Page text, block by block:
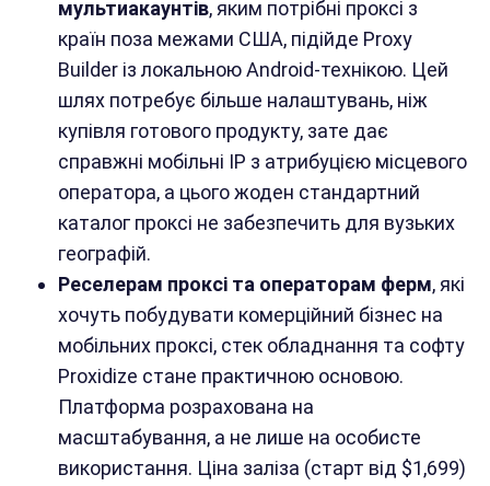
мультиакаунтів, яким потрібні проксі з
країн поза межами США, підійде Proxy
Builder із локальною Android-технікою. Цей
шлях потребує більше налаштувань, ніж
купівля готового продукту, зате дає
справжні мобільні IP з атрибуцією місцевого
оператора, а цього жоден стандартний
каталог проксі не забезпечить для вузьких
географій.
Реселерам проксі та операторам ферм, які
хочуть побудувати комерційний бізнес на
мобільних проксі, стек обладнання та софту
Proxidize стане практичною основою.
Платформа розрахована на
масштабування, а не лише на особисте
використання. Ціна заліза (старт від $1,699)